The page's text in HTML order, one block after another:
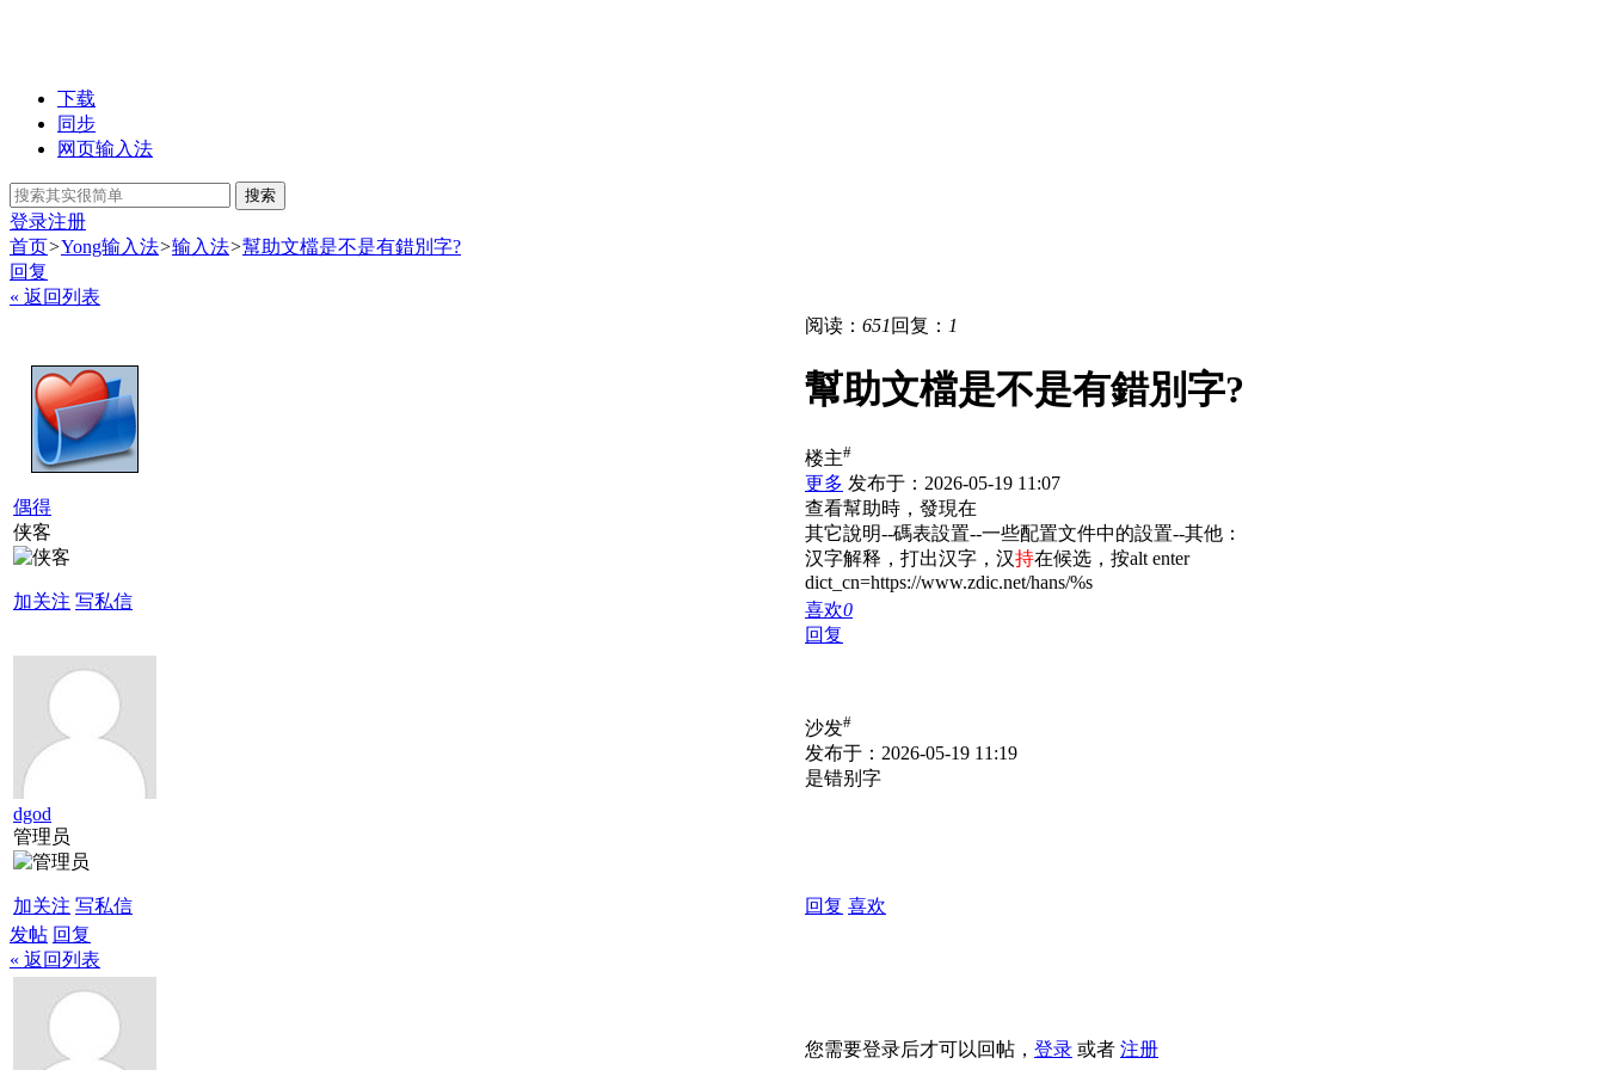
下载
同步
网页输入法
搜索
登录注册
首页>Yong输入法>输入法>幫助文檔是不是有錯別字?
回复
« 返回列表
偶得
侠客
加关注 写私信
阅读： 651 回复： 1
幫助文檔是不是有錯別字?
楼主#
更多 发布于：2026-05-19 11:07
查看幫助時，發現在
其它說明--碼表設置--一些配置文件中的設置--其他：
汉字解释，打出汉字，汉持在候选，按alt enter
dict_cn=https://www.zdic.net/hans/%s
喜欢0
回复
dgod
管理员
加关注 写私信
沙发#
发布于：2026-05-19 11:19
是错别字
回复 喜欢
发帖 回复
« 返回列表
您需要登录后才可以回帖， 登录 或者 注册